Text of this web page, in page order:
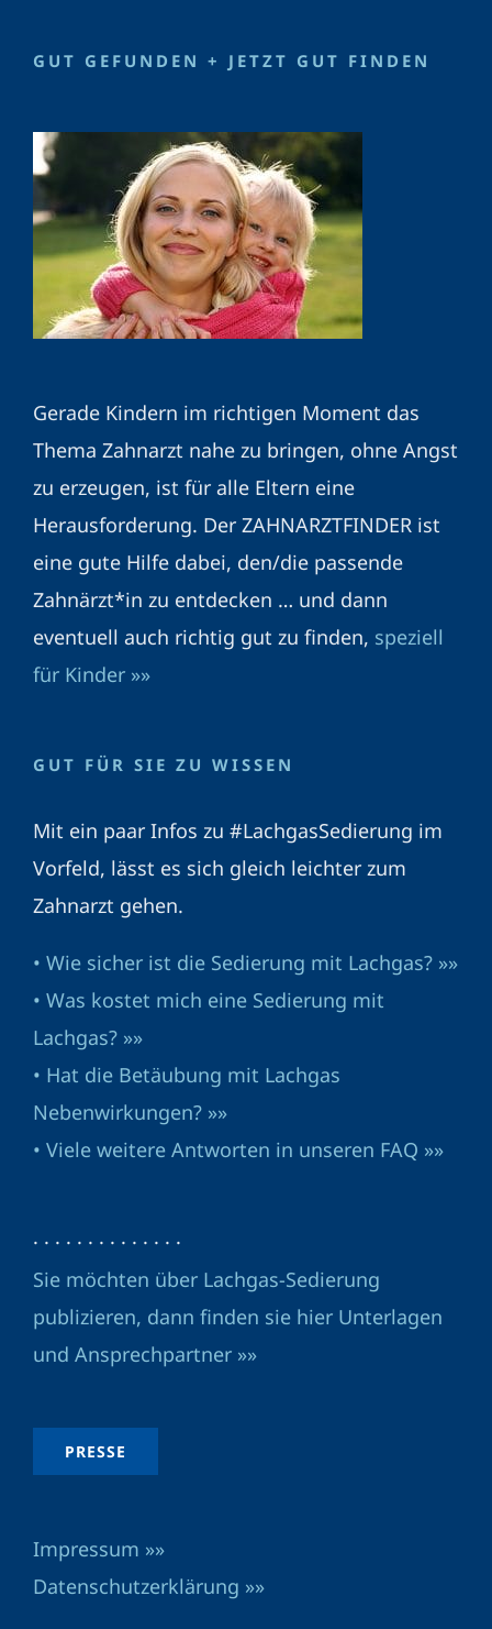
GUT GEFUNDEN + JETZT GUT FINDEN
Gerade Kindern im richtigen Moment das
Thema Zahnarzt nahe zu bringen, ohne Angst
zu erzeugen, ist für alle Eltern eine
Herausforderung. Der ZAHNARZTFINDER ist
eine gute Hilfe dabei, den/die passende
Zahnärzt*in zu entdecken … und dann
eventuell auch richtig gut zu finden, speziell
für Kinder »»
GUT FÜR SIE ZU WISSEN
Mit ein paar Infos zu #LachgasSedierung im
Vorfeld, lässt es sich gleich leichter zum
Zahnarzt gehen.
• Wie sicher ist die Sedierung mit Lachgas? »»
• Was kostet mich eine Sedierung mit
Lachgas? »»
• Hat die Betäubung mit Lachgas
Nebenwirkungen? »»
• Viele weitere Antworten in unseren FAQ »»
· · · · · · · · · · · · · ·
Sie möchten über Lachgas-Sedierung
publizieren, dann finden sie hier Unterlagen
und Ansprechpartner »»
PRESSE
Impressum »»
Datenschutzerklärung »»